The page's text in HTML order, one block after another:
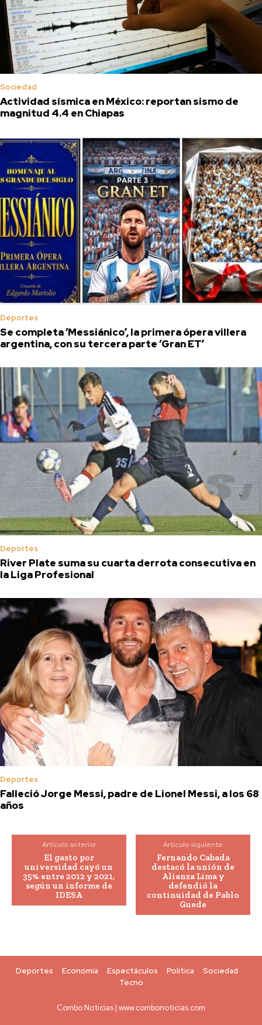
Sociedad
Actividad sísmica en México: reportan sismo de
magnitud 4.4 en Chiapas
Deportes
Se completa ‘Messiánico’, la primera ópera villera
argentina, con su tercera parte ‘Gran ET’
Deportes
River Plate suma su cuarta derrota consecutiva en
la Liga Profesional
Deportes
Falleció Jorge Messi, padre de Lionel Messi, a los 68
años
Artículo anterior
El gasto por
universidad cayó un
35% entre 2012 y 2021,
según un informe de
IDESA
Artículo siguiente
Fernando Cabada
destacó la unión de
Alianza Lima y
defendió la
continuidad de Pablo
Guede
Deportes Economía Espectáculos Política
Sociedad
Tecno
Combo Noticias | www.combonoticias.com